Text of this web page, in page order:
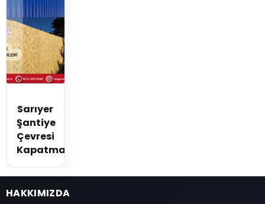
Sarıyer
Şantiye
Çevresi
Kapatma
HAKKIMIZDA